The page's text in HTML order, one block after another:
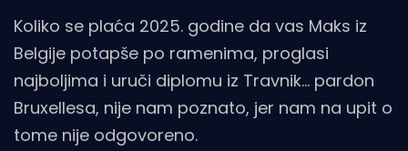
Koliko se plaća 2025. godine da vas Maks iz
Belgije potapše po ramenima, proglasi
najboljima i uruči diplomu iz Travnik... pardon
Bruxellesa, nije nam poznato, jer nam na upit o
tome nije odgovoreno.